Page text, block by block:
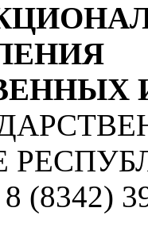
(8342)